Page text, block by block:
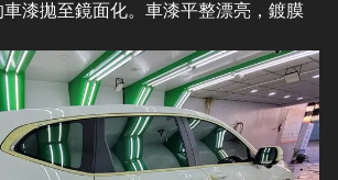
漆拋至鏡面化。車漆平整漂亮，鍍膜